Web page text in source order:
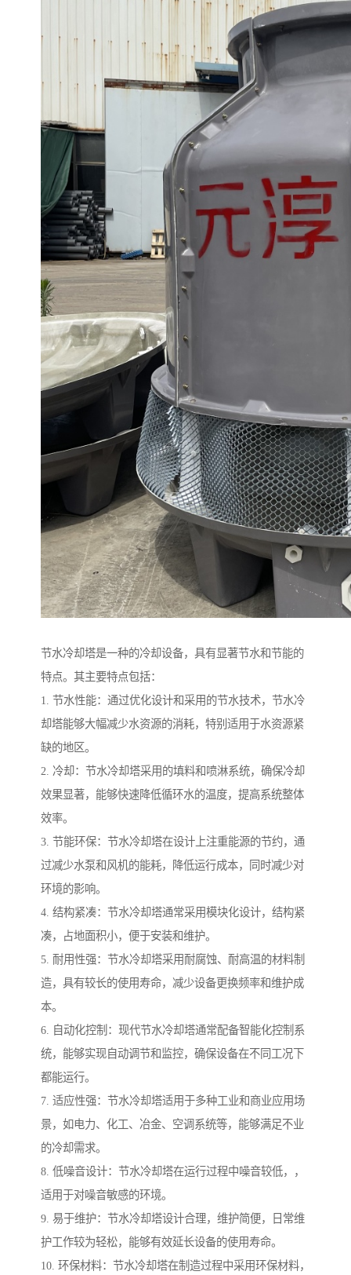
节水冷却塔是一种的冷却设备，具有显著节水和节能的
特点。其主要特点包括：
1. 节水性能：通过优化设计和采用的节水技术，节水冷
却塔能够大幅减少水资源的消耗，特别适用于水资源紧
缺的地区。
2. 冷却：节水冷却塔采用的填料和喷淋系统，确保冷却
效果显著，能够快速降低循环水的温度，提高系统整体
效率。
3. 节能环保：节水冷却塔在设计上注重能源的节约，通
过减少水泵和风机的能耗，降低运行成本，同时减少对
环境的影响。
4. 结构紧凑：节水冷却塔通常采用模块化设计，结构紧
凑，占地面积小，便于安装和维护。
5. 耐用性强：节水冷却塔采用耐腐蚀、耐高温的材料制
造，具有较长的使用寿命，减少设备更换频率和维护成
本。
6. 自动化控制：现代节水冷却塔通常配备智能化控制系
统，能够实现自动调节和监控，确保设备在不同工况下
都能运行。
7. 适应性强：节水冷却塔适用于多种工业和商业应用场
景，如电力、化工、冶金、空调系统等，能够满足不业
的冷却需求。
8. 低噪音设计：节水冷却塔在运行过程中噪音较低，，
适用于对噪音敏感的环境。
9. 易于维护：节水冷却塔设计合理，维护简便，日常维
护工作较为轻松，能够有效延长设备的使用寿命。
10. 环保材料：节水冷却塔在制造过程中采用环保材料，